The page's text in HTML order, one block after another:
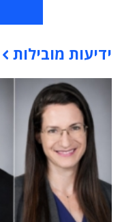
תוכן פרסומי
ידיעות מובילות